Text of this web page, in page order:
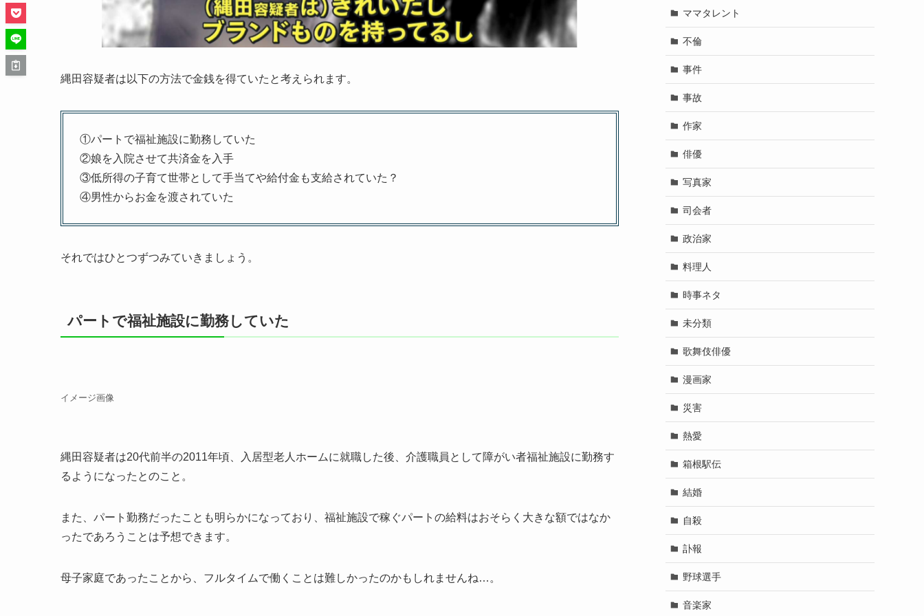
縄田容疑者は以下の方法で金銭を得ていたと考えられます。
①パートで福祉施設に勤務していた
②娘を入院させて共済金を入手
③低所得の子育て世帯として手当てや給付金も支給されていた？
④男性からお金を渡されていた
それではひとつずつみていきましょう。
パートで福祉施設に勤務していた
イメージ画像
縄田容疑者は20代前半の2011年頃、入居型老人ホームに就職した後、介護職員として障がい者福祉施設に勤務す
るようになったとのこと。
また、パート勤務だったことも明らかになっており、福祉施設で稼ぐパートの給料はおそらく大きな額ではなか
ったであろうことは予想できます。
母子家庭であったことから、フルタイムで働くことは難しかったのかもしれませんね…。
ママタレント
不倫
事件
事故
作家
俳優
写真家
司会者
政治家
料理人
時事ネタ
未分類
歌舞伎俳優
漫画家
災害
熱愛
箱根駅伝
結婚
自殺
訃報
野球選手
音楽家